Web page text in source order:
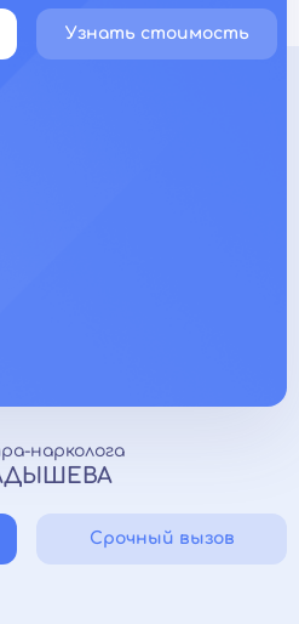
Узнать стоимость
нарколога
Срочный вызов